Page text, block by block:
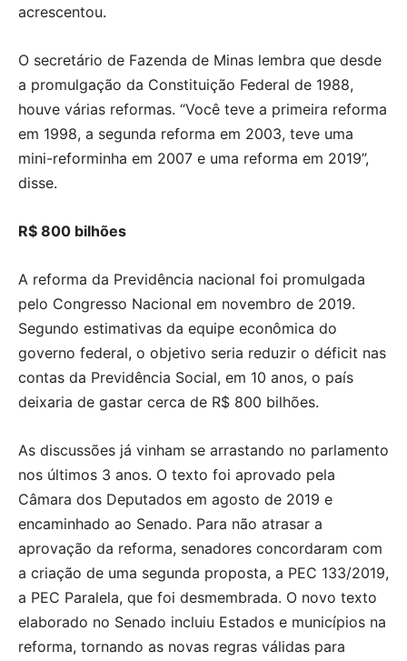
acrescentou.
O secretário de Fazenda de Minas lembra que desde
a promulgação da Constituição Federal de 1988,
houve várias reformas. “Você teve a primeira reforma
em 1998, a segunda reforma em 2003, teve uma
mini-reforminha em 2007 e uma reforma em 2019”,
disse.
R$ 800 bilhões
A reforma da Previdência nacional foi promulgada
pelo Congresso Nacional em novembro de 2019.
Segundo estimativas da equipe econômica do
governo federal, o objetivo seria reduzir o déficit nas
contas da Previdência Social, em 10 anos, o país
deixaria de gastar cerca de R$ 800 bilhões.
As discussões já vinham se arrastando no parlamento
nos últimos 3 anos. O texto foi aprovado pela
Câmara dos Deputados em agosto de 2019 e
encaminhado ao Senado. Para não atrasar a
aprovação da reforma, senadores concordaram com
a criação de uma segunda proposta, a PEC 133/2019,
a PEC Paralela, que foi desmembrada. O novo texto
elaborado no Senado incluiu Estados e municípios na
reforma, tornando as novas regras válidas para